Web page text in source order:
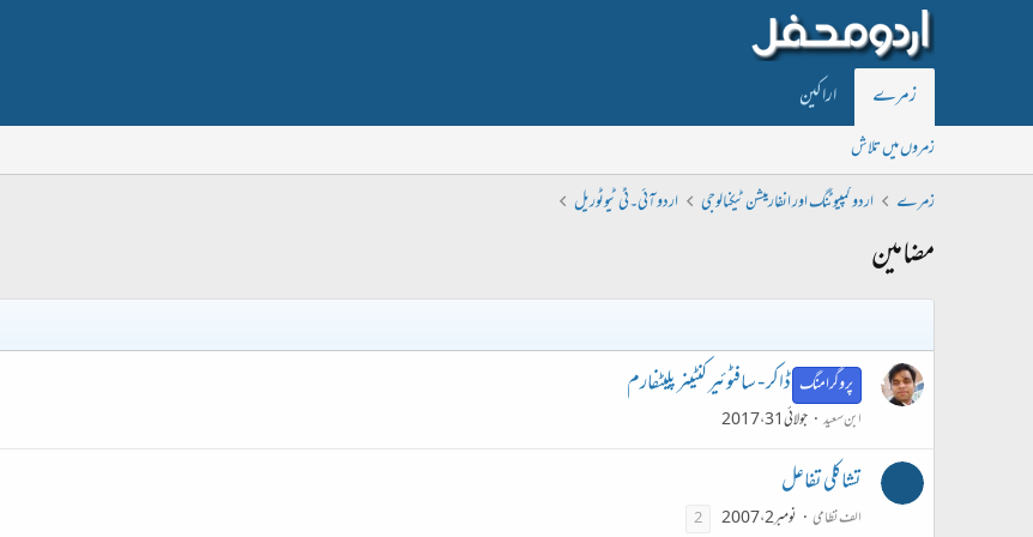
زمرے اراکین
زمروں میں تلاش
زمرے
اردو کمپیوٹنگ اور انفارمیشن ٹیکنالوجی اردو آئی۔ٹی ٹیوٹوریل
مضامین
پروگرامنگ ڈاکر - سافٹوئیر کنٹینر پلیٹفارم
ابن سعید جولائی 31، 2017
تشاکلی تفاعل
الف نظامی نومبر 2، 2007 2